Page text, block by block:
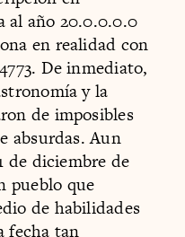
al año 20.0.0.0.0
en realidad con
De inmediato,
y la
de imposibles
absurdas. Aun
de diciembre de
pueblo que
de habilidades
fecha tan